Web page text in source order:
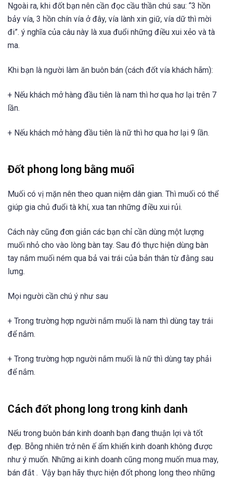
Ngoài ra, khi đốt bạn nên cần đọc cầu thần chú sau: “3 hồn
bảy vía, 3 hồn chín vía ở đây, vía lành xin giữ, vía dữ thì mời
đi”. ý nghĩa của câu này là xua đuổi những điều xui xẻo và tà
ma.
Khi bạn là người làm ăn buôn bán (cách đốt vía khách hãm):
+ Nếu khách mở hàng đầu tiên là nam thì hơ qua hơ lại trên 7
lần.
+ Nếu khách mở hàng đầu tiên là nữ thì hơ qua hơ lại 9 lần.
Đốt phong long bằng muối
Muối có vị mặn nên theo quan niệm dân gian. Thì muối có thể
giúp gia chủ đuổi tà khí, xua tan những điều xui rủi.
Cách này cũng đơn giản các bạn chỉ cần dùng một lượng
muối nhỏ cho vào lòng bàn tay. Sau đó thực hiện dùng bàn
tay nắm muối ném qua bả vai trái của bản thân từ đằng sau
lưng.
Mọi người cần chú ý như sau
+ Trong trường hợp người nắm muối là nam thì dùng tay trái
để nắm.
+ Trong trường hợp người nắm muối là nữ thì dùng tay phải
để nắm.
Cách đốt phong long trong kinh danh
Nếu trong buôn bán kinh doanh bạn đang thuận lợi và tốt
đẹp. Bỗng nhiên trở nên ế ẩm khiến kinh doanh không được
như ý muốn. Những ai kinh doanh cũng mong muốn mua may,
bán đắt . Vậy bạn hãy thực hiện đốt phong long theo những